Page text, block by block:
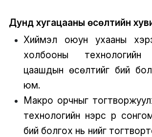
Дунд хугацааны өсөлтийн
Хиймэл оюун ухааны
холбооны
цаашдын өсөлтийг бий
юм.
Макро орчныг
технологийн нэрс рүү
бий болгох нь үнийг